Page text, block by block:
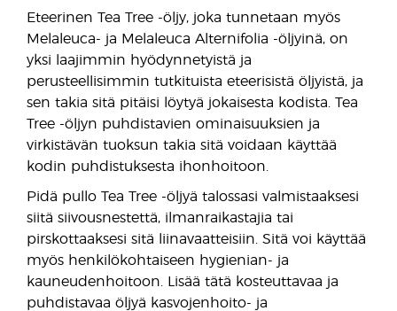
Eteerinen Tea Tree -öljy, joka tunnetaan myös
Melaleuca- ja Melaleuca Alternifolia -öljyinä, on
yksi laajimmin hyödynnetyistä ja
perusteellisimmin tutkituista eteerisistä öljyistä, ja
sen takia sitä pitäisi löytyä jokaisesta kodista. Tea
Tree -öljyn puhdistavien ominaisuuksien ja
virkistävän tuoksun takia sitä voidaan käyttää
kodin puhdistuksesta ihonhoitoon.
Pidä pullo Tea Tree -öljyä talossasi valmistaaksesi
siitä siivousnestettä, ilmanraikastajia tai
pirskottaaksesi sitä liinavaatteisiin. Sitä voi käyttää
myös henkilökohtaiseen hygienian- ja
kauneudenhoitoon. Lisää tätä kosteuttavaa ja
puhdistavaa öljyä kasvojenhoito- ja